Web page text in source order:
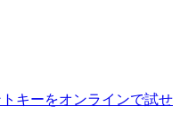
キーをオンラインで試せ